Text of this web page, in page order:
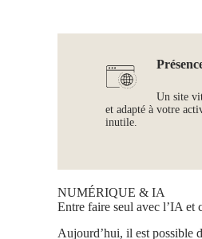
Un site
et adapté à votre
inutile.
NUMÉRIQUE & IA
Entre faire seul avec l’IA et
Aujourd’hui, il est possible